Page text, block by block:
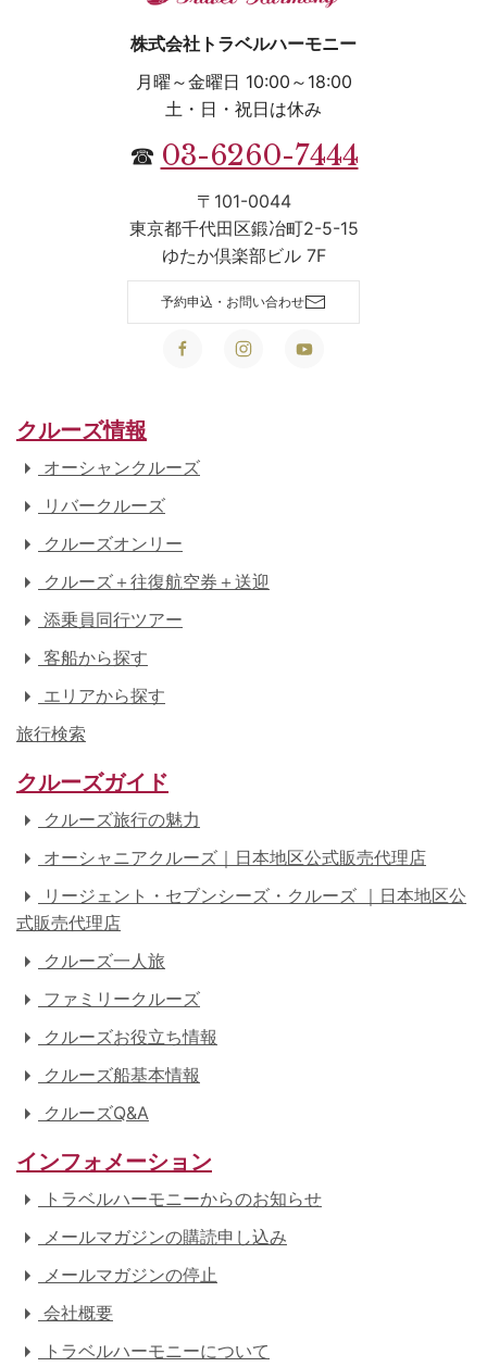
株式会社トラベルハーモニー
月曜～金曜日 10:00～18:00
土・日・祝日は休み
☎ 03-6260-7444
〒101-0044
東京都千代田区鍛冶町2-5-15
ゆたか倶楽部ビル 7F
予約申込・お問い合わせ
クルーズ情報
オーシャンクルーズ
リバークルーズ
クルーズオンリー
クルーズ＋往復航空券＋送迎
添乗員同行ツアー
客船から探す
エリアから探す
旅行検索
クルーズガイド
クルーズ旅行の魅力
オーシャニアクルーズ｜日本地区公式販売代理店
リージェント・セブンシーズ・クルーズ ｜日本地区公
式販売代理店
クルーズ一人旅
ファミリークルーズ
クルーズお役立ち情報
クルーズ船基本情報
クルーズQ&A
インフォメーション
トラベルハーモニーからのお知らせ
メールマガジンの購読申し込み
メールマガジンの停止
会社概要
トラベルハーモニーについて